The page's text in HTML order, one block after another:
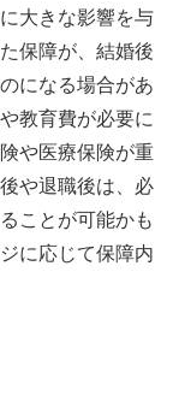
大きな影響を与
保障が、結婚後
になる場合があ
教育費が必要に
や医療保険が重
や退職後は、必
ことが可能かも
に応じて保障内